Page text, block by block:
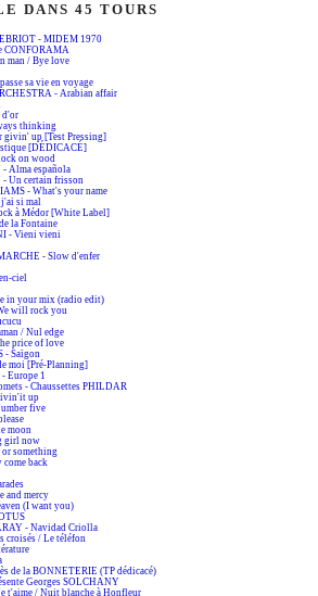
DANS 45 TOURS
- MIDEM 1970
CONFORAMA
man / Bye love
sa vie en voyage
- Arabian affair
d'or
thinking
up [Test Pressing]
[DÉDICACÉ]
on wood
Alma española
Un certain frisson
- What's your name
j'ai si mal
à Médor [White Label]
la Fontaine
- Vieni vieni
- Slow d'enfer
ciel
in your mix (radio edit)
will rock you
/ Nul edge
price of love
- Saïgon
moi [Pré-Planning]
Europe 1
- Chaussettes PHILDAR
up
five
moon
girl now
something
back
and mercy
(I want you)
- Navidad Criolla
croisés / Le téléfon
de la BONNETERIE (TP dédicacé)
Georges SOLCHANY
t'aime / Nuit blanche à Honfleur